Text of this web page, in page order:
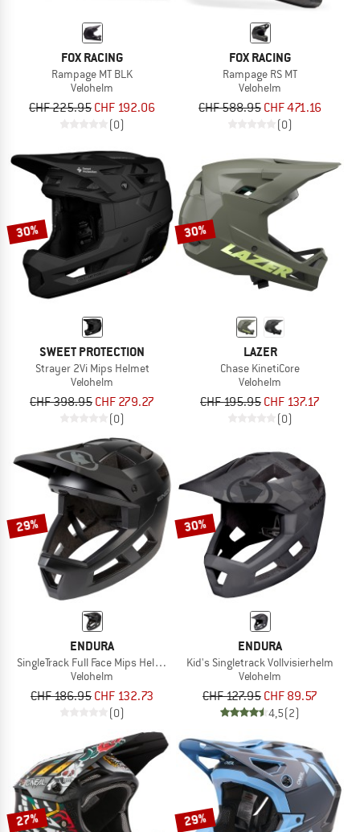
FOX RACING
Rampage MT BLK
Velohelm
CHF 225.95 CHF 192.06
(0)
FOX RACING
Rampage RS MT
Velohelm
CHF 588.95 CHF 471.16
(0)
30%
SWEET PROTECTION
Strayer 2Vi Mips Helmet
Velohelm
CHF 398.95 CHF 279.27
(0)
30%
LAZER
Chase KinetiCore
Velohelm
CHF 195.95 CHF 137.17
(0)
29%
ENDURA
SingleTrack Full Face Mips Helmet
Velohelm
CHF 186.95 CHF 132.73
(0)
30%
ENDURA
Kid's Singletrack Vollvisierhelm
Velohelm
CHF 127.95 CHF 89.57
4,5(2)
27% 29%